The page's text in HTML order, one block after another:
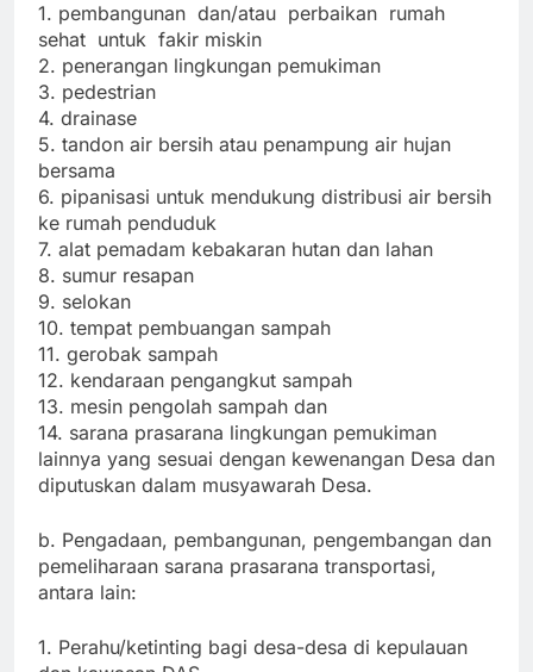
1. pembangunan dan/atau perbaikan rumah
sehat untuk fakir miskin
2. penerangan lingkungan pemukiman
3. pedestrian
4. drainase
5. tandon air bersih atau penampung air hujan
bersama
6. pipanisasi untuk mendukung distribusi air bersih
ke rumah penduduk
7. alat pemadam kebakaran hutan dan lahan
8. sumur resapan
9. selokan
10. tempat pembuangan sampah
11. gerobak sampah
12. kendaraan pengangkut sampah
13. mesin pengolah sampah dan
14. sarana prasarana lingkungan pemukiman
lainnya yang sesuai dengan kewenangan Desa dan
diputuskan dalam musyawarah Desa.
b. Pengadaan, pembangunan, pengembangan dan
pemeliharaan sarana prasarana transportasi,
antara lain:
1. Perahu/ketinting bagi desa-desa di kepulauan